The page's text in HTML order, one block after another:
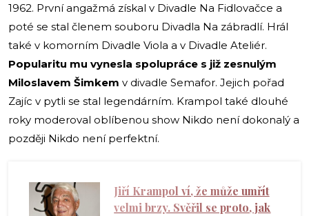
1962. První angažmá získal v Divadle Na Fidlovačce a
poté se stal členem souboru Divadla Na zábradlí. Hrál
také v komorním Divadle Viola a v Divadle Ateliér.
Popularitu mu vynesla spolupráce s již zesnulým
Miloslavem Šimkem v divadle Semafor. Jejich pořad
Zajíc v pytli se stal legendárním. Krampol také dlouhé
roky moderoval oblíbenou show Nikdo není dokonalý a
později Nikdo není perfektní.
Jiří Krampol ví, že může umřít
velmi brzy. Svěřil se proto, jak